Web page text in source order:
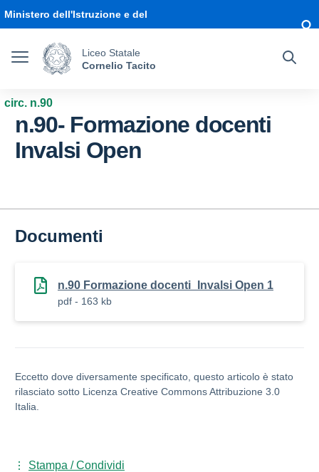
Ministero dell'Istruzione e del
Liceo Statale
Cornelio Tacito
circ. n.90
n.90- Formazione docenti
Invalsi Open
Documenti
n.90 Formazione docenti_Invalsi Open 1
pdf - 163 kb
Eccetto dove diversamente specificato, questo articolo è stato
rilasciato sotto Licenza Creative Commons Attribuzione 3.0
Italia.
Stampa / Condividi